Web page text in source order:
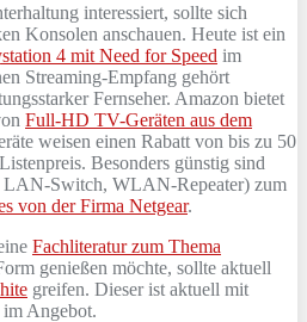
interessiert, sollte sich
Konsolen anschauen. Heute ist ein
4 mit Need for Speed im
Streaming-Empfang gehört
Fernseher. Amazon bietet
Full-HD TV-Geräten aus dem
weisen einen Rabatt von bis zu 50
Besonders günstig sind
LAN-Switch, WLAN-Repeater) zum
von der Firma Netgear.
Fachliteratur zum Thema
genießen möchte, sollte aktuell
greifen. Dieser ist aktuell mit
Angebot.